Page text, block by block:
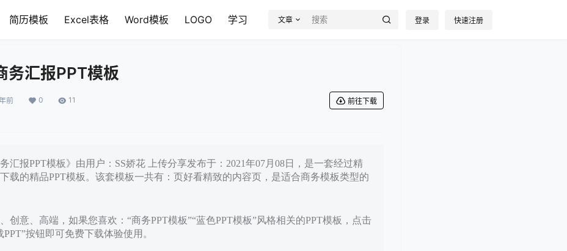
简历模板 Excel表格 Word模板 LOGO 学习 文章 登录 快速注册
务汇报PPT模板
前 0 11 前往下载
务汇报PPT模板》由用户：SS娇花 上传分享发布于：2021年07月08日，是一套经过精
载的精品PPT模板。该套模板一共有：页好看精致的内容页，是适合商务模板类型的
创意、高端，如果您喜欢：“商务PPT模板”“蓝色PPT模板”风格相关的PPT模板，点击
PPT”按钮即可免费下载体验使用。